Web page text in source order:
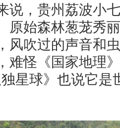
，贵州荔波小七
原始森林葱茏秀
风吹过的声音和
难怪《国家地理
星球》也说它是